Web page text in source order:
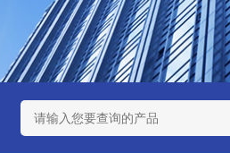
研磨球 AGB-K-0.4-C01-Q69全